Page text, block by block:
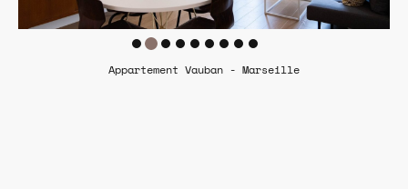
Appartement Vauban - Marseille